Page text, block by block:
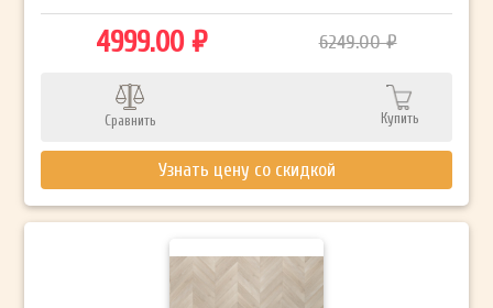
4999.00 ₽ 6249.00 ₽
Сравнить Купить
Узнать цену со скидкой